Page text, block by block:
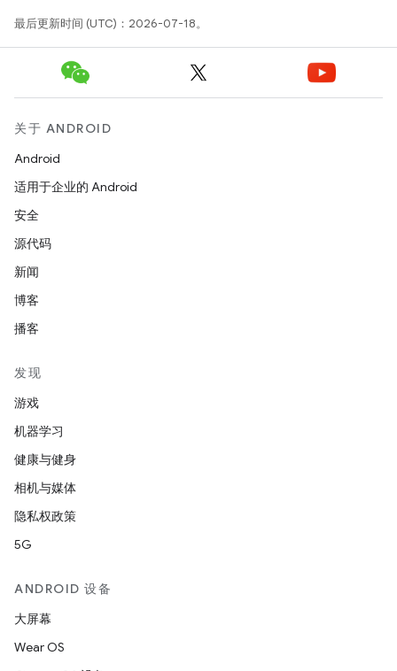
最后更新时间 (UTC)：2026-07-18。
关于 ANDROID
Android
适用于企业的 Android
安全
源代码
新闻
博客
播客
发现
游戏
机器学习
健康与健身
相机与媒体
隐私权政策
5G
ANDROID 设备
大屏幕
Wear OS